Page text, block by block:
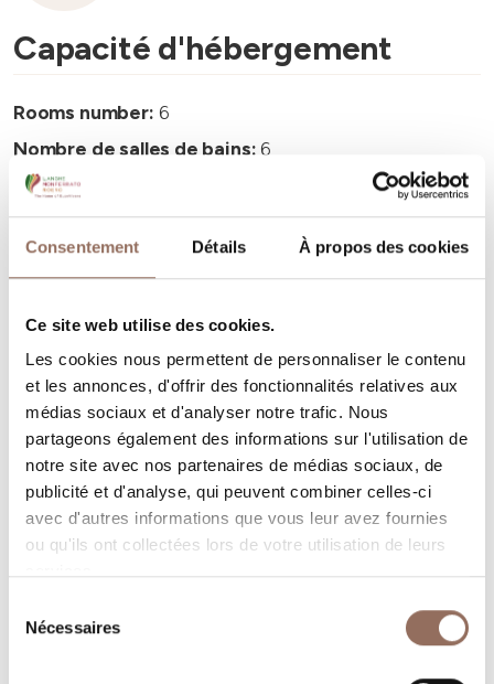
Consentement Détails À propos des cookies
Ce site web utilise des cookies.
Les cookies nous permettent de personnaliser le contenu
et les annonces, d'offrir des fonctionnalités relatives aux
médias sociaux et d'analyser notre trafic. Nous
partageons également des informations sur l'utilisation de
notre site avec nos partenaires de médias sociaux, de
publicité et d'analyse, qui peuvent combiner celles-ci
avec d'autres informations que vous leur avez fournies
ou qu'ils ont collectées lors de votre utilisation de leurs
Nécessaires
Capacité d'hébergement
Rooms number: 6
Nombre de salles de bains:6
Beds number:
Vos vacances
Programmez où dormir, où manger, quoi faire et visiter
dans chaque coin de Langhe Monferrato Roero, tout en
gardant un œil sur la météo en temps réel